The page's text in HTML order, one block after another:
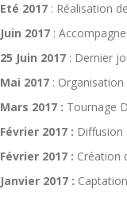
Eté 2017 : Réalisation
Juin 2017 :
25 Juin 2017 : Dernier
Mai 2017 :
Mars 2017 : Tournage
Février 2017 : Diffusion
Février 2017 : Création
Janvier 2017 :